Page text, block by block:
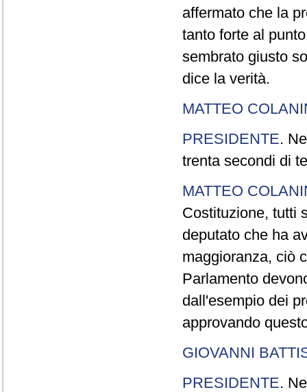
affermato che la
tanto forte al
sembrato giusto
dice la verità.
MATTEO
PRESIDENTE.
trenta secondi di
MATTEO
Costituzione, tutti
deputato che ha
maggioranza, ciò
Parlamento
dall'esempio dei
approvando
GIOVANNI
PRESIDENTE.